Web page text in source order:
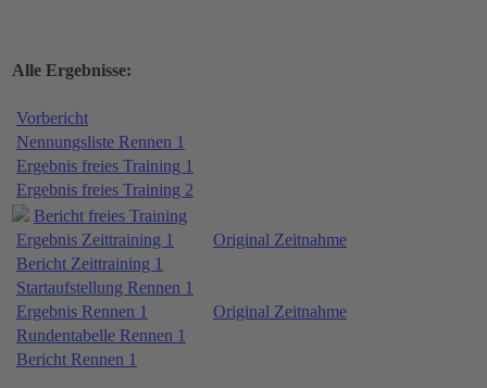
Alle Ergebnisse:
Vorbericht
Nennungsliste Rennen 1
Ergebnis freies Training 1
Ergebnis freies Training 2
Bericht freies Training
Ergebnis Zeittraining 1
Original Zeitnahme
Bericht Zeittraining 1
Startaufstellung Rennen 1
Ergebnis Rennen 1
Original Zeitnahme
Rundentabelle Rennen 1
Bericht Rennen 1